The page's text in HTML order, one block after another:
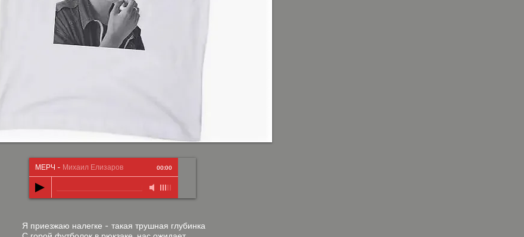
МЕРЧ - Михаил Елизаров 00:00
Я приезжаю налегке - такая трушная глубинка